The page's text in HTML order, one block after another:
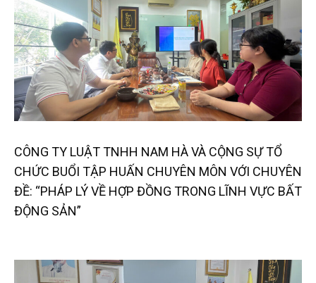
CÔNG TY LUẬT TNHH NAM HÀ VÀ CỘNG SỰ TỔ
CHỨC BUỔI TẬP HUẤN CHUYÊN MÔN VỚI CHUYÊN
ĐỀ: “PHÁP LÝ VỀ HỢP ĐỒNG TRONG LĨNH VỰC BẤT
ĐỘNG SẢN”